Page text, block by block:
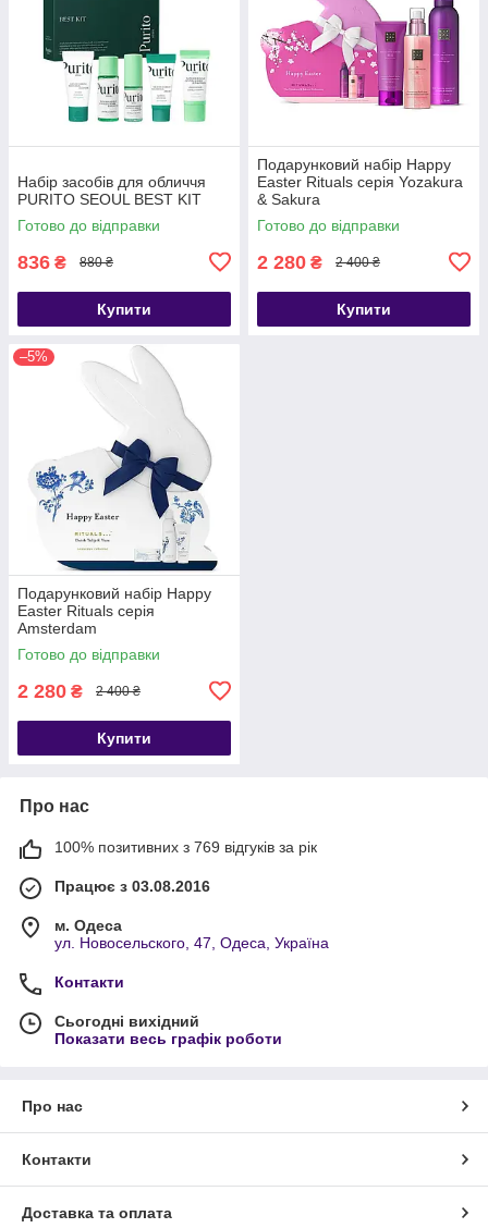
Набір засобів для обличчя
PURITO SEOUL BEST KIT
Готово до відправки
836 ₴ 880 ₴
Купити
Подарунковий набір Happy
Easter Rituals серія Yozakura
& Sakura
Готово до відправки
2 280 ₴ 2 400 ₴
Купити
–5%
Подарунковий набір Happy
Easter Rituals серія
Amsterdam
Готово до відправки
2 280 ₴ 2 400 ₴
Купити
Про нас
100% позитивних з 769 відгуків за рік
Працює з 03.08.2016
м. Одеса
ул. Новосельского, 47, Одеса, Україна
Контакти
Сьогодні вихідний
Показати весь графік роботи
Про нас
Контакти
Доставка та оплата